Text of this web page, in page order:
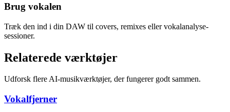
Brug vokalen
Træk den ind i din DAW til covers, remixes eller vokalanalyse-
sessioner.
Relaterede værktøjer
Udforsk flere AI-musikværktøjer, der fungerer godt sammen.
Vokalfjerner